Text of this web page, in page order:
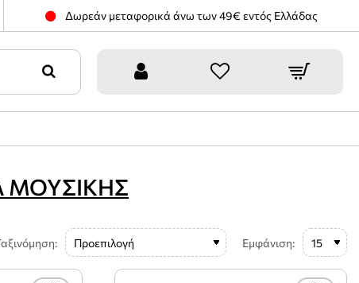
Δωρεάν μεταφορικά άνω των 49€ εντός Ελλάδας
ΜΟΥΣΙΚΗΣ
Εμφάνιση: